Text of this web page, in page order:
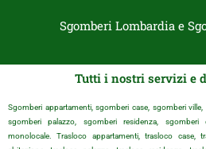
Sgomberi Lombardia e
Tutti i nostri servizi e
Sgomberi appartamenti, sgomberi case, sgomberi
sgomberi palazzo, sgomberi residenza, sgomberi
monolocale. Trasloco appartamenti, trasloco case,